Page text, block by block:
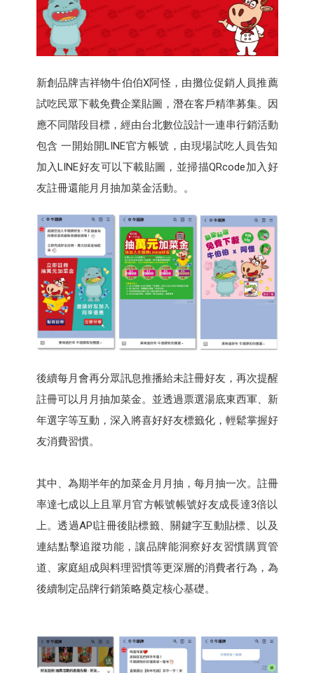
新創品牌吉祥物牛伯伯X阿怪，由攤位促銷人員推薦
試吃民眾下載免費企業貼圖，潛在客戶精準募集。因
應不同階段目標，經由台北數位設計一連串行銷活動
包含 一開始開LINE官方帳號，由現場試吃人員告知
加入LINE好友可以下載貼圖，並掃描QRcode加入好
友註冊還能月月抽加菜金活動。。
後續每月會再分眾訊息推播給未註冊好友，再次提醒
註冊可以月月抽加菜金。並透過票選湯底東西軍、新
年選字等互動，深入將喜好好友標籤化，輕鬆掌握好
友消費習慣。
其中、為期半年的加菜金月月抽，每月抽一次。註冊
率達七成以上且單月官方帳號帳號好友成長達3倍以
上。透過API註冊後貼標籤、關鍵字互動貼標、以及
連結點擊追蹤功能，讓品牌能洞察好友習慣購買管
道、家庭組成與料理習慣等更深層的消費者行為，為
後續制定品牌行銷策略奠定核心基礎。